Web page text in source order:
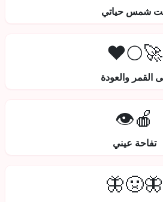
شمس حياتي
🚀🌕❤️
القمر والعودة
🍎👁️
تفاحة عيني
🦋🤢🦋